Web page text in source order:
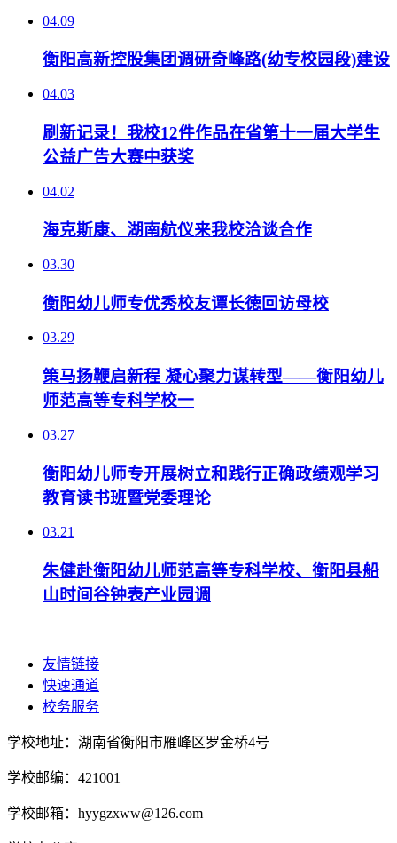
04.09
衡阳高新控股集团调研奇峰路(幼专校园段)建设
04.03
刷新记录！我校12件作品在省第十一届大学生
公益广告大赛中获奖
04.02
海克斯康、湖南航仪来我校洽谈合作
03.30
衡阳幼儿师专优秀校友谭长徳回访母校
03.29
策马扬鞭启新程 凝心聚力谋转型——衡阳幼儿
师范高等专科学校一
03.27
衡阳幼儿师专开展树立和践行正确政绩观学习
教育读书班暨党委理论
03.21
朱健赴衡阳幼儿师范高等专科学校、衡阳县船
山时间谷钟表产业园调
友情链接
快速通道
校务服务
学校地址：湖南省衡阳市雁峰区罗金桥4号
学校邮编：421001
学校邮箱：hyygzxww@126.com